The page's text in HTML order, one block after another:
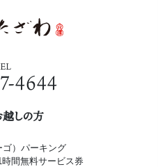
4644
しの方
）パーキング
間無料サービス券